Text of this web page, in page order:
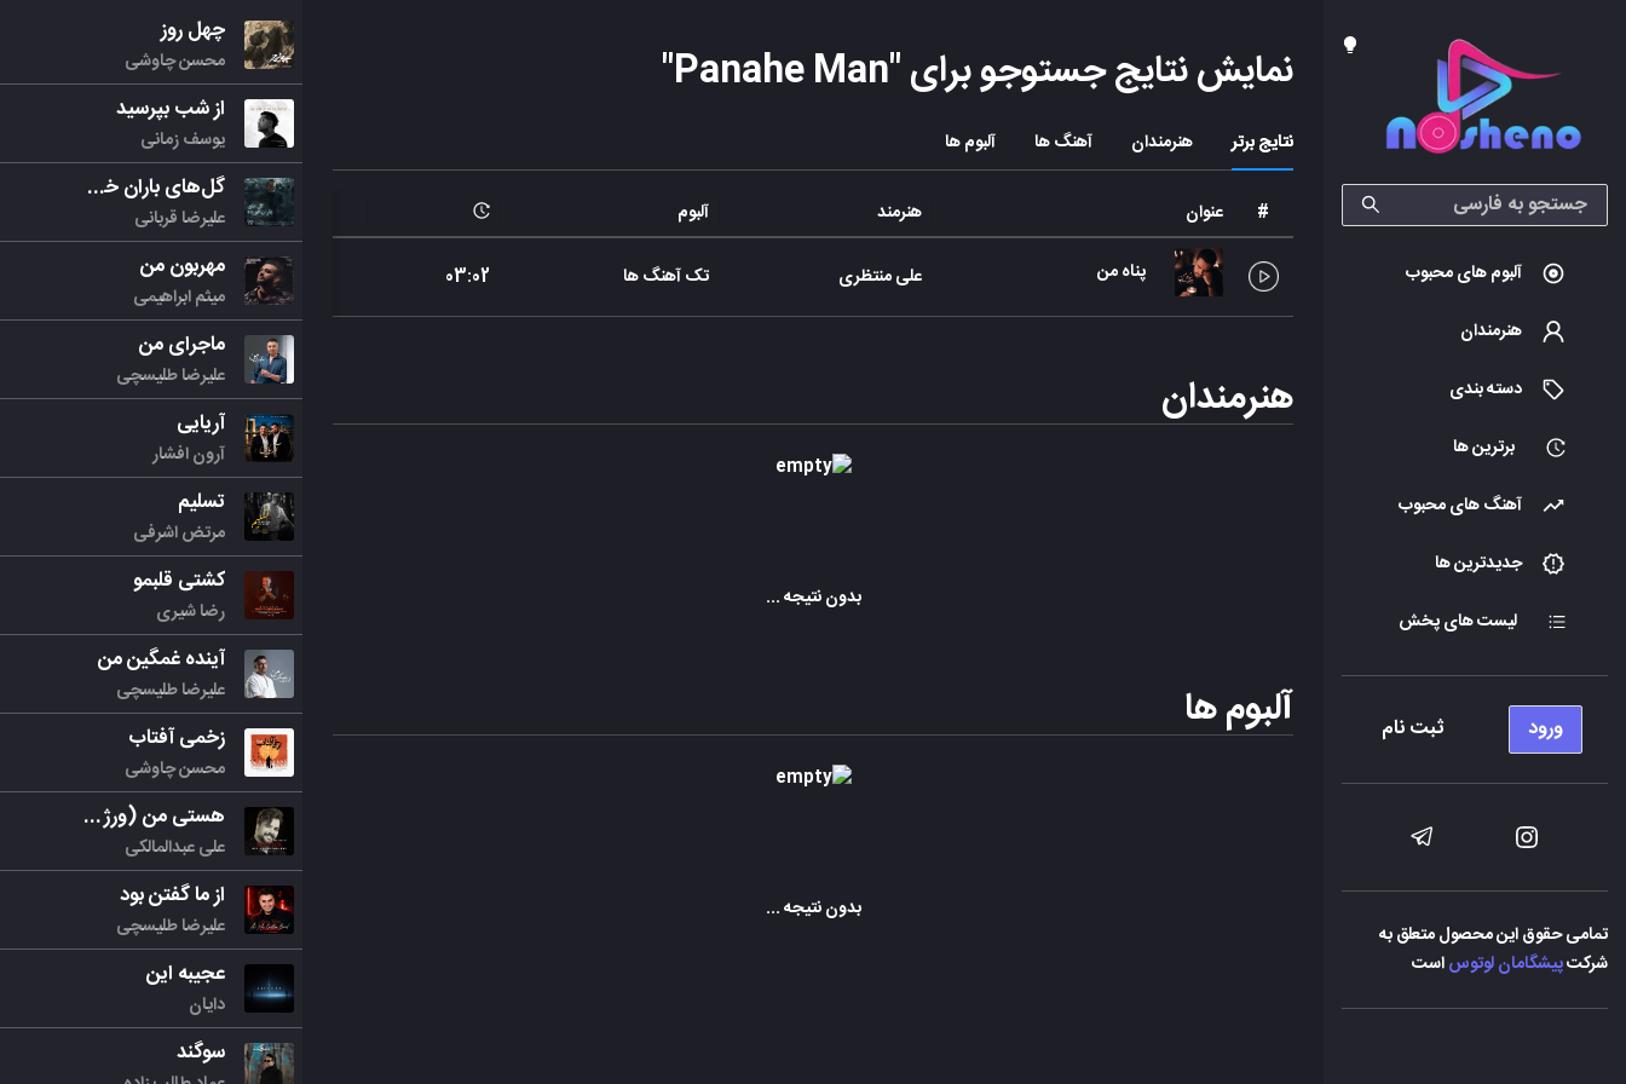
آلبوم های محبوب
هنرمندان
دسته بندی
برترین ها
آهنگ های محبوب
جدیدترین ها
لیست های پخش
ورود ثبت نام
تمامی حقوق این محصول متعلق به
شرکتپیشگامان لوتوساست
نمایش نتایج جستوجو برای "Panahe Man
"
نتایج برتر هنرمندان آهنگ ها آلبوم ها
# عنوان هنرمند آلبوم
پناه من علی منتظری تک آهنگ ها 03:02
هنرمندان
بدون نتیجه ...
آلبوم ها
بدون نتیجه ...
چهل روز
محسن چاوشی
از شب بپرسید
یوسف زمانی
گل‌های باران خورده
علیرضا قربانی
مهربون من
میثم ابراهیمی
ماجرای من
علیرضا طلیسچی
آریایی
آرون افشار
تسلیم
مرتض اشرفی
کشتی قلبمو
رضا شیری
آینده غمگین من
علیرضا طلیسچی
زخمی آفتاب
محسن چاوشی
هستی من (ورژن جدید)
علی عبدالمالکی
از ما گفتن بود
علیرضا طلیسچی
عجیبه این
دایان
سوگند